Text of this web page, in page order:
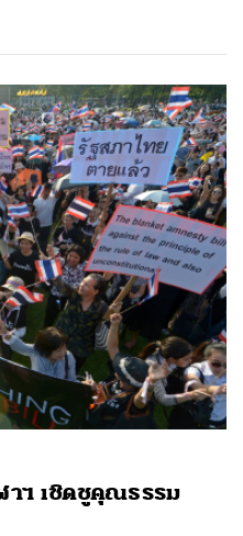
ฯ เชิดชูคุณธรรม